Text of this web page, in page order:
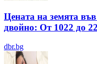
Цената на земята
двойно: От 1022 до
dbr.bg